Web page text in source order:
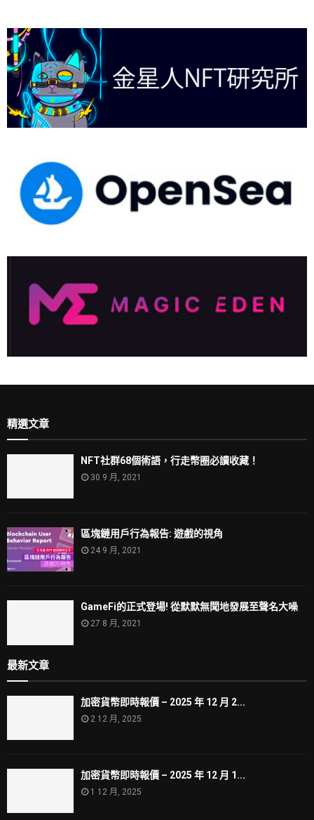
精選文章
NFT社群68個術語，行走幣圈必讀收藏！
30 9 月, 2021
區塊鏈用戶行為報告: 遊戲的視角
24 9 月, 2021
GameFi的正式登場! 從默默無聞地發展至聲名大噪
27 8 月, 2021
最新文章
加密貨幣即時報價 – 2025 年 12 月 2...
2 12 月, 2025
加密貨幣即時報價 – 2025 年 12 月 1...
1 12 月, 2025